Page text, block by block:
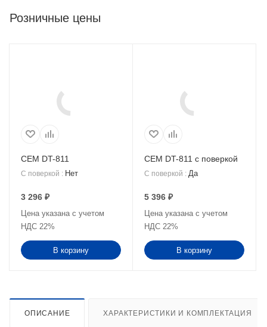
Розничные цены
CEM DT-811
С поверкой : Нет
3 296 ₽
Цена указана с учетом
НДС 22%
В корзину
CEM DT-811 с поверкой
С поверкой : Да
5 396 ₽
Цена указана с учетом
НДС 22%
В корзину
ОПИСАНИЕ ХАРАКТЕРИСТИКИ И КОМПЛЕКТАЦИЯ